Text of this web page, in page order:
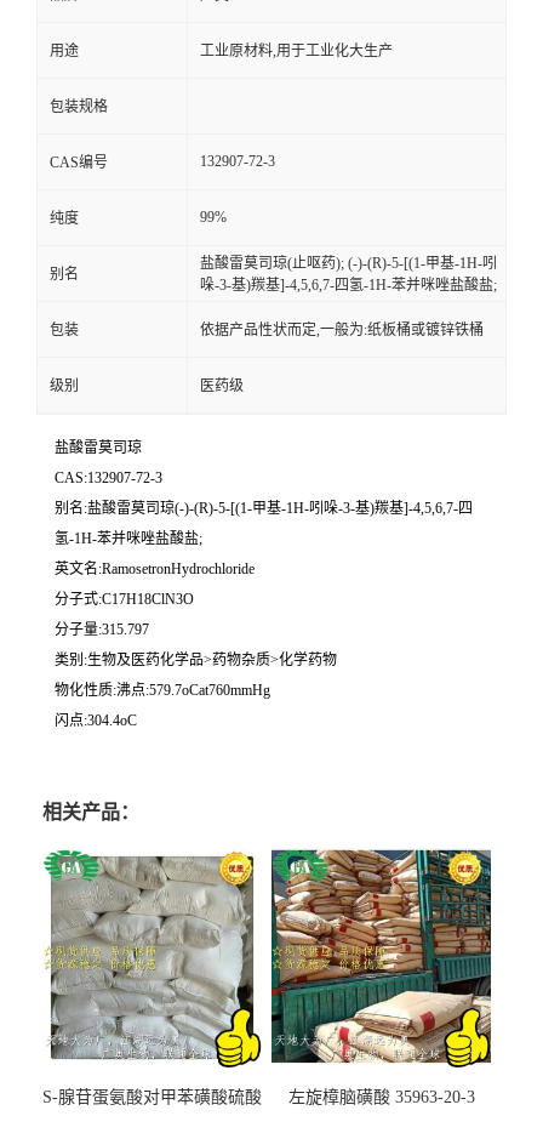
用途 工业原材料,用于工业化大生产
包装规格
CAS编号 132907-72-3
纯度 99%
别名
盐酸雷莫司琼(止呕药); (-)-(R)-5-[(1-甲基-1H-吲
哚-3-基)羰基]-4,5,6,7-四氢-1H-苯并咪唑盐酸盐;
包装 依据产品性状而定,一般为:纸板桶或镀锌铁桶
级别 医药级
盐酸雷莫司琼
CAS:132907-72-3
别名:盐酸雷莫司琼(-)-(R)-5-[(1-甲基-1H-吲哚-3-基)羰基]-4,5,6,7-四
氢-1H-苯并咪唑盐酸盐;
英文名:RamosetronHydrochloride
分子式:C17H18ClN3O
分子量:315.797
类别:生物及医药化学品>药物杂质>化学药物
物化性质:沸点:579.7oCat760mmHg
闪点:304.4oC
相关产品：
S-腺苷蛋氨酸对甲苯磺酸硫酸
左旋樟脑磺酸 35963-20-3